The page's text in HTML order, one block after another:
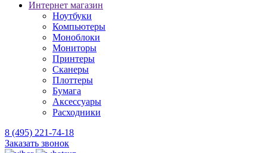
Интернет магазин
Ноутбуки
Компьютеры
Моноблоки
Мониторы
Принтеры
Сканеры
Плоттеры
Бумага
Аксессуары
Расходники
8 (495) 221-74-18
Заказать звонок